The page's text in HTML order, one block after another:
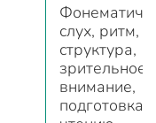
слух, ритм,
структура,
зрительное
внимание,
подготовка к